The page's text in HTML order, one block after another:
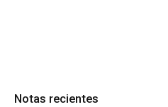
Notas recientes